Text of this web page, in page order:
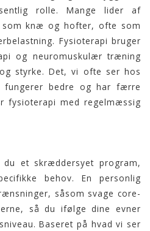
rolle. Mange lider af
knæ og hofter, ofte som
Fysioterapi bruger
og neuromuskulær træning
styrke. Det, vi ofte ser hos
bedre og har færre
fysioterapi med regelmæssig
et skræddersyet program,
behov. En personlig
såsom svage core-
så du ifølge dine evner
Baseret på hvad vi ser